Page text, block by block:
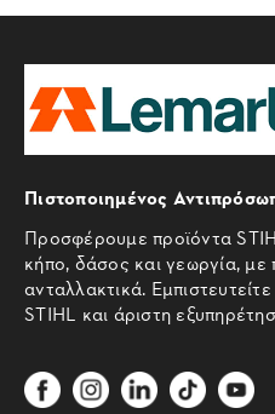
Πιστοποιημένος
Προσφέρουμε προϊόντα
κήπο, δάσος και γεωργία, με
ανταλλακτικά.
STIHL και άριστη